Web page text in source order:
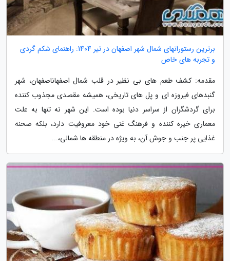
برترین رستورانهای شمال شهر اصفهان در تیر 1404: راهنمای شکم گردی
و تجربه های خاص
مقدمه: کشف طعم های بی نظیر در قلب شمال اصفهاناصفهان، شهر
گنبدهای فیروزه ای و پل های تاریخی، همیشه مقصدی مجذوب کننده
برای گردشگران از سراسر دنیا بوده است. این شهر نه تنها به علت
معماری خیره کننده و فرهنگ غنی خود معروفیت دارد، بلکه صحنه
غذایی پر جنب و جوش آن، به ویژه در منطقه ها شمالی،...